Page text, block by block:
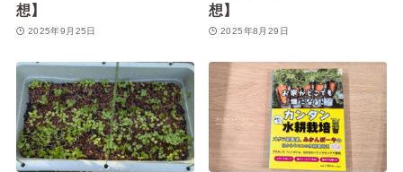
想】
2025年9月25日
想】
2025年8月29日